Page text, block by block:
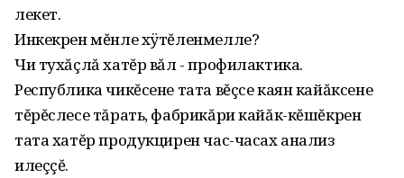
лекет.
Инкекрен мĕнле хÿтĕленмелле?
Чи тухăçлă хатĕр вăл - профилактика.
Республика чикĕсене тата вĕçсе каян кайăксене
тĕрĕслесе тăрать‚ фабрикăри кайăк-кĕшĕкрен
тата хатĕр продукцирен час-часах анализ
илеççĕ.